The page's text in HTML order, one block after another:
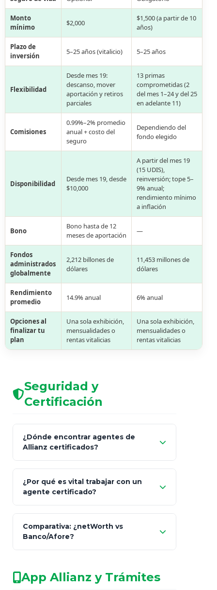
Monto
mínimo
$2,000
$1,500 (a partir de 10
años)
Plazo de
inversión
5–25 años (vitalicio) 5–25 años
Flexibilidad
Desde mes 19:
descanso, mover
aportación y retiros
parciales
13 primas
comprometidas (2
del mes 1–24 y del 25
en adelante 11)
Comisiones
0.99%–2% promedio
anual + costo del
seguro
Dependiendo del
fondo elegido
Disponibilidad
Desde mes 19, desde
$10,000
A partir del mes 19
(15 UDIS),
reinversión; tope 5–
9% anual;
rendimiento mínimo
a inflación
Bono
Bono hasta de 12
meses de aportación
—
Fondos
administrados
globalmente
2,212 billones de
dólares
11,453 millones de
dólares
Rendimiento
promedio
14.9% anual 6% anual
Opciones al
finalizar tu
plan
Una sola exhibición,
mensualidades o
rentas vitalicias
Una sola exhibición,
mensualidades o
rentas vitalicias
Seguridad y
Certificación
¿Dónde encontrar agentes de
Allianz certificados?
Seguros y Fianzas (CNSF)
netWorth
patrimonio con asesores informales en
redes sociales.
¿Por qué es vital trabajar con un
agente certificado?
consultor técnico
legalmente facultado
Comparativa: ¿netWorth vs
Banco/Afore?
App Allianz y Trámites